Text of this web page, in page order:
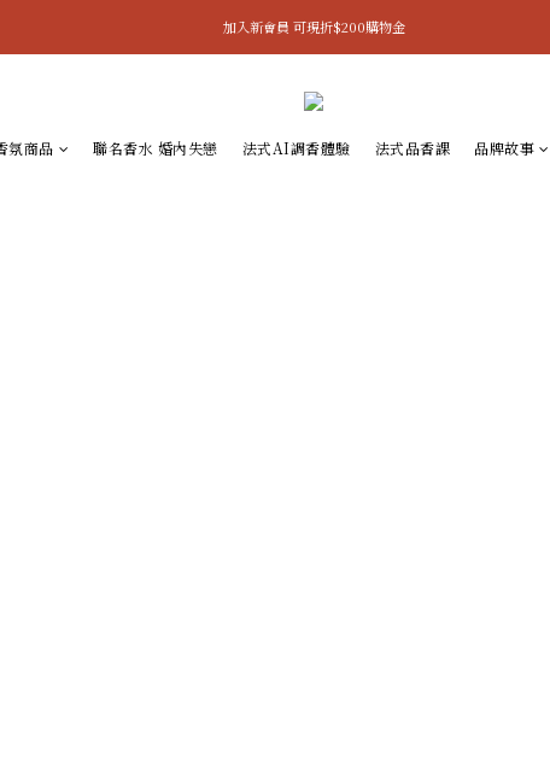
加入新會員 可現折$200購物金
氛商品 聯名香水 婚內失戀 法式AI調香體驗 法式品香課 品牌故事